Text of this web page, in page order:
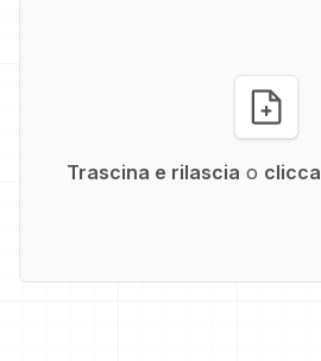
Trascina e rilascia o clicca